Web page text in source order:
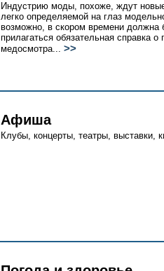
Индустрию моды, похоже, ждут
легко определяемой на глаз
возможно, в скором времени должна
прилагаться обязательная справка о
медосмотра... >>
Афиша
Клубы, концерты, театры, выставки,